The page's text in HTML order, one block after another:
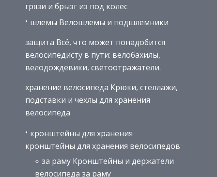
грязи и брызг из под колес
шлемы Велошлемы и подшлемники
защита Всё, что может понадобится
велосипедисту в пути: велобахилы,
велодождевики, светоотражатели.
хранение велосипеда Крюки, стеллажи,
подставки и чехлы для хранения
велосипеда
кронштейны для хранения
кронштейны для хранения велосипедов
за раму Кронштейны и держатели
велосипеда за раму